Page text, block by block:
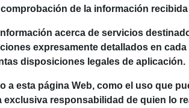
de la información
acerca de servicios
expresamente detallados en
disposiciones legales de aplicación.
a esta página Web, como el uso que
exclusiva responsabilidad de quien lo